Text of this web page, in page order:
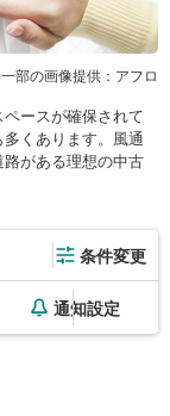
一部の画像提供：アフロ
ースが確保されて
くあります。風通
がある理想の中古
条件変更
通知設定